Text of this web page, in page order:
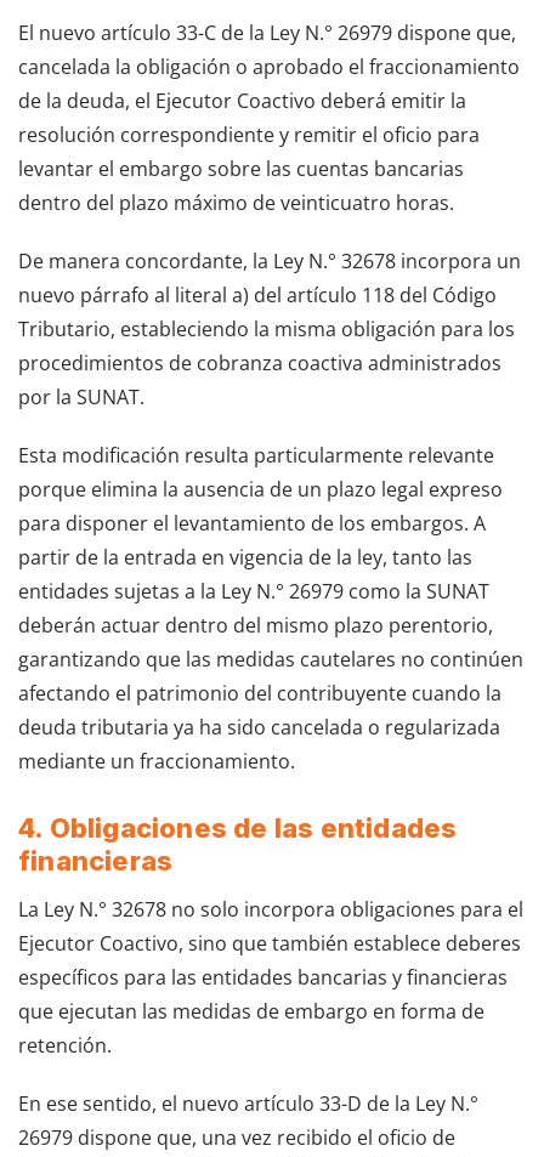
El nuevo artículo 33-C de la Ley N.° 26979 dispone que,
cancelada la obligación o aprobado el fraccionamiento
de la deuda, el Ejecutor Coactivo deberá emitir la
resolución correspondiente y remitir el oficio para
levantar el embargo sobre las cuentas bancarias
dentro del plazo máximo de veinticuatro horas.
De manera concordante, la Ley N.° 32678 incorpora un
nuevo párrafo al literal a) del artículo 118 del Código
Tributario, estableciendo la misma obligación para los
procedimientos de cobranza coactiva administrados
por la SUNAT.
Esta modificación resulta particularmente relevante
porque elimina la ausencia de un plazo legal expreso
para disponer el levantamiento de los embargos. A
partir de la entrada en vigencia de la ley, tanto las
entidades sujetas a la Ley N.° 26979 como la SUNAT
deberán actuar dentro del mismo plazo perentorio,
garantizando que las medidas cautelares no continúen
afectando el patrimonio del contribuyente cuando la
deuda tributaria ya ha sido cancelada o regularizada
mediante un fraccionamiento.
4. Obligaciones de las entidades
financieras
La Ley N.° 32678 no solo incorpora obligaciones para el
Ejecutor Coactivo, sino que también establece deberes
específicos para las entidades bancarias y financieras
que ejecutan las medidas de embargo en forma de
retención.
En ese sentido, el nuevo artículo 33-D de la Ley N.°
26979 dispone que, una vez recibido el oficio de